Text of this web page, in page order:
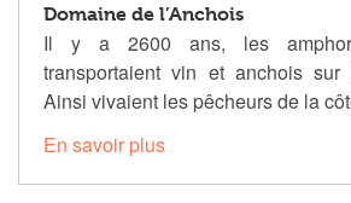
Domaine de l’Anchois
Il y a 2600 ans, les
transportaient vin et anchois sur
Ainsi vivaient les pêcheurs de la
En savoir plus